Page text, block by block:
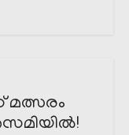
മത്സരം